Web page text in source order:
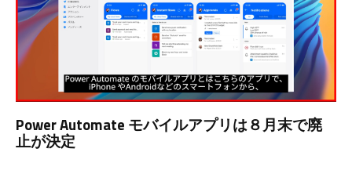
Power Automate モバイルアプリは８月末で廃
止が決定